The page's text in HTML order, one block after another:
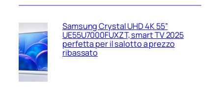
Samsung Crystal UHD 4K 55”
UE55U7000FUXZT, smart TV 2025
perfetta per il salotto a prezzo
ribassato